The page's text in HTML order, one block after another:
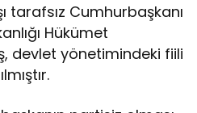
tarafsız Cumhurbaşkanı
Hükümet
devlet yönetimindeki fiili